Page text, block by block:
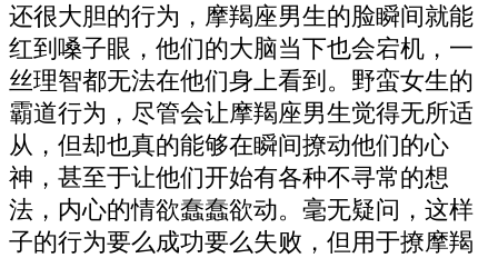
还很大胆的行为，摩羯座男生的脸瞬间就能
红到嗓子眼，他们的大脑当下也会宕机，一
丝理智都无法在他们身上看到。野蛮女生的
霸道行为，尽管会让摩羯座男生觉得无所适
从，但却也真的能够在瞬间撩动他们的心
神，甚至于让他们开始有各种不寻常的想
法，内心的情欲蠢蠢欲动。毫无疑问，这样
子的行为要么成功要么失败，但用于撩摩羯